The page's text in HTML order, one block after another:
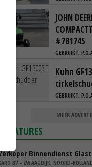
JOHN
#781745
GEBRUIKT,
Kuhn
GEBRUIKT,
MEER
VACATURES
Binnendienst
BV - ZWAAGDIJK, NOORD-